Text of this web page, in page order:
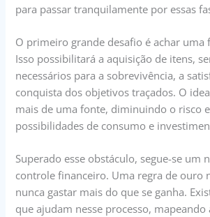
para passar tranquilamente por essas
O primeiro grande desafio é achar uma
Isso possibilitará a aquisição de itens,
necessários para a sobrevivência, a
conquista dos objetivos traçados. O
mais de uma fonte, diminuindo o risco
possibilidades de consumo e
Superado esse obstáculo, segue-se um
controle financeiro. Uma regra de ouro
nunca gastar mais do que se ganha.
que ajudam nesse processo, mapeando